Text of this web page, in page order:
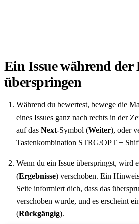
Ein Issue während der
überspringen
Während du bewertest, bewege die
eines Issues ganz nach rechts in der
auf das Next-Symbol (Weiter), oder
Tastenkombination STRG/OPT +
Wenn du ein Issue überspringst, wird
(Ergebnisse) verschoben. Ein
Seite informiert dich, dass das
verschoben wurde, und es erscheint
(Rückgängig).